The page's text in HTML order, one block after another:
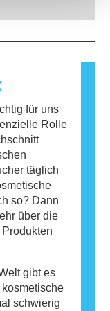
eine
andere
für uns
Rolle
täglich
so? Dann
über die
gibt es
schwierig